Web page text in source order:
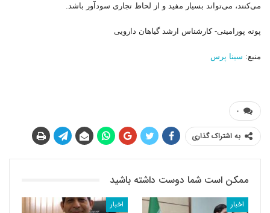
می‌کنند، می‌تواند بسیار مفید و از لحاظ تجاری سودآور ‌باشد.
پونه پورامینی- کارشناس ارشد گیاهان دارویی
منبع: سینا پرس
۰
به اشتراک گذاری
ممکن است شما دوست داشته باشید
اخبار اخبار